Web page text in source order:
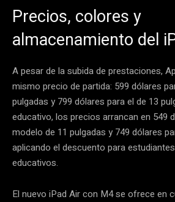
Precios, colores y
almacenamiento del
A pesar de la subida de prestaciones,
mismo precio de partida: 599 dólares
pulgadas y 799 dólares para el de 13
educativo, los precios arrancan en 549
modelo de 11 pulgadas y 749 dólares
aplicando el descuento para
educativos.
El nuevo iPad Air con M4 se ofrece en